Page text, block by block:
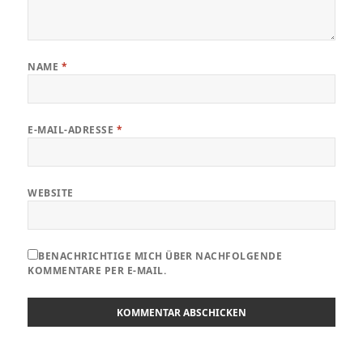
NAME *
E-MAIL-ADRESSE *
WEBSITE
BENACHRICHTIGE MICH ÜBER NACHFOLGENDE
KOMMENTARE PER E-MAIL.